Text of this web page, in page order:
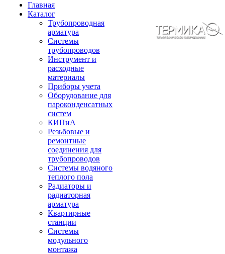
Главная
Каталог
Трубопроводная
арматура
Системы
трубопроводов
Инструмент и
расходные
материалы
Приборы учета
Оборудование для
пароконденсатных
систем
КИПиА
Резьбовые и
ремонтные
соединения для
трубопроводов
Системы водяного
теплого пола
Радиаторы и
радиаторная
арматура
Квартирные
станции
Системы
модульного
монтажа